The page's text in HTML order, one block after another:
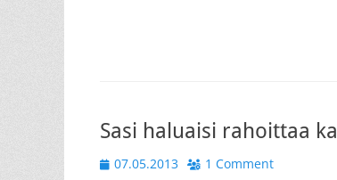
Sasi haluaisi rahoittaa
Posted
07.05.2013 1 Comment